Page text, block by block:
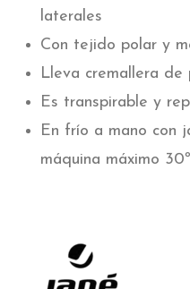
laterales
Con tejido polar y
Lleva cremallera de
Es transpirable y
En frío a mano con
máquina máximo